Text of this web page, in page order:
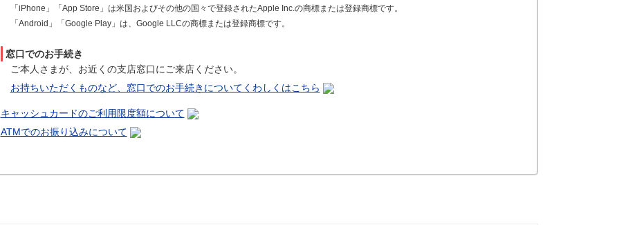
「iPhone」「App Store」は米国およびその他の国々で登録されたApple Inc.の商標または登録商標です。
「Android」「Google Play」は、Google LLCの商標または登録商標です。
窓口でのお手続き
ご本人さまが、お近くの支店窓口にご来店ください。
お持ちいただくものなど、窓口でのお手続きについてくわしくはこちら
キャッシュカードのご利用限度額について
ATMでのお振り込みについて